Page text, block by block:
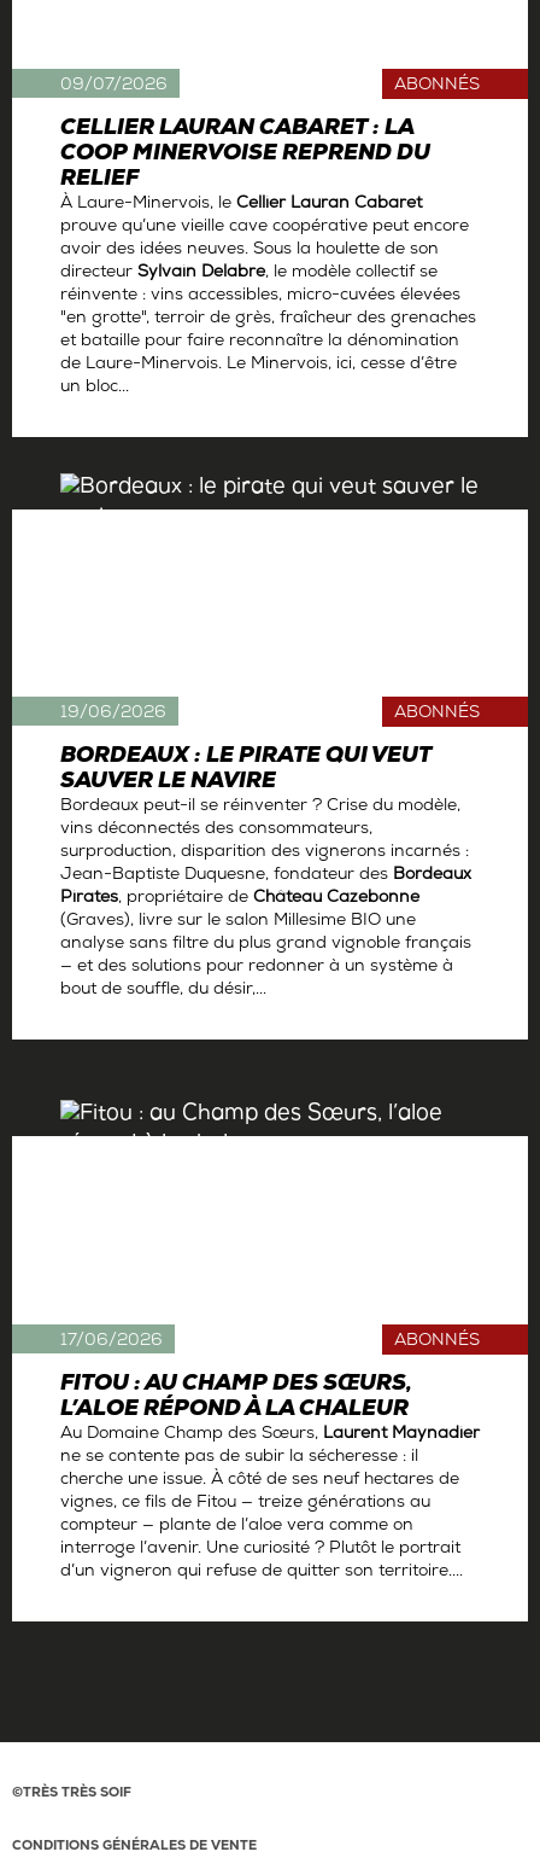
CELLIER LAURAN CABARET : LA
COOP MINERVOISE REPREND DU
RELIEF
ABONNÉS
À Laure-Minervois, le Cellier Lauran Cabaret
prouve qu’une vieille cave coopérative peut encore
avoir des idées neuves. Sous la houlette de son
directeur Sylvain Delabre, le modèle collectif se
réinvente : vins accessibles, micro-cuvées élevées
"en grotte", terroir de grès, fraîcheur des grenaches
et bataille pour faire reconnaître la dénomination
de Laure-Minervois. Le Minervois, ici, cesse d’être
un bloc...
09/07/2026
BORDEAUX : LE PIRATE QUI VEUT
SAUVER LE NAVIRE
ABONNÉS
Bordeaux peut-il se réinventer ? Crise du modèle,
vins déconnectés des consommateurs,
surproduction, disparition des vignerons incarnés :
Jean-Baptiste Duquesne, fondateur des Bordeaux
Pirates, propriétaire de Château Cazebonne
(Graves), livre sur le salon Millesime BIO une
analyse sans filtre du plus grand vignoble français
— et des solutions pour redonner à un système à
bout de souffle, du désir,...
19/06/2026
FITOU : AU CHAMP DES SŒURS,
L’ALOE RÉPOND À LA CHALEUR
ABONNÉS
Au Domaine Champ des Sœurs, Laurent Maynadier
ne se contente pas de subir la sécheresse : il
cherche une issue. À côté de ses neuf hectares de
vignes, ce fils de Fitou — treize générations au
compteur — plante de l’aloe vera comme on
interroge l’avenir. Une curiosité ? Plutôt le portrait
d’un vigneron qui refuse de quitter son territoire....
17/06/2026
©TRÈS TRÈS SOIF
CONDITIONS GÉNÉRALES DE VENTE